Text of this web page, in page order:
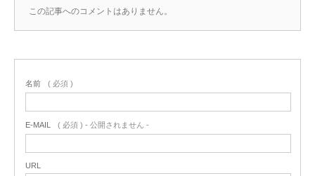
この記事へのコメントはありません。
名前 ( 必須 )
E-MAIL ( 必須 ) - 公開されません -
URL